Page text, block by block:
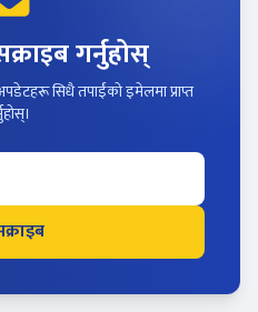
गर्नुहोस्
सिधै तपाईंको इमेलमा प्राप्त